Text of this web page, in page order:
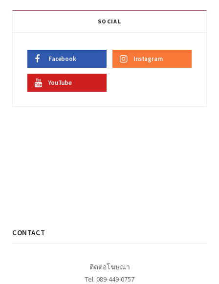
SOCIAL
Facebook Instagram
YouTube
CONTACT
ติดต่อโฆษณา
Tel. 089-449-0757